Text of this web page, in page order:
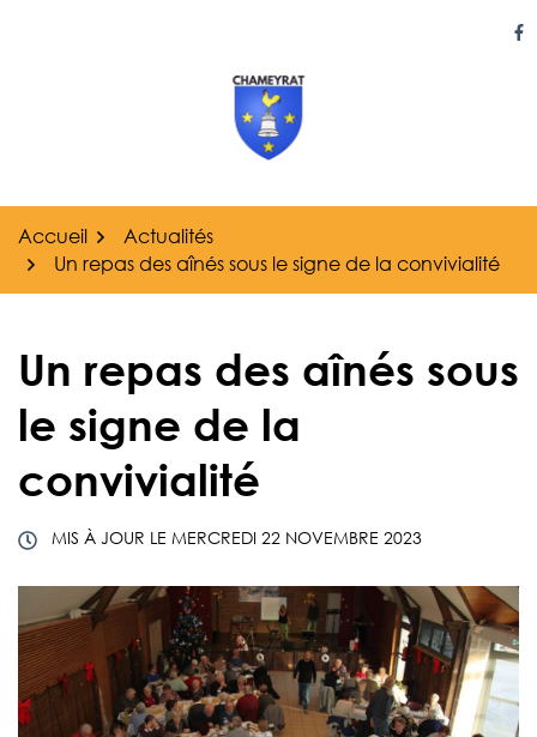
Accueil
Actualités
Un repas des aînés sous le signe de la convivialité
Un repas des aînés sous
le signe de la
convivialité
MIS À JOUR LE MERCREDI 22 NOVEMBRE 2023